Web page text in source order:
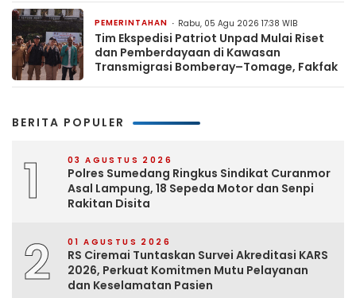
PEMERINTAHAN Rabu, 05 Agu 2026 17:38 WIB
Tim Ekspedisi Patriot Unpad Mulai Riset
dan Pemberdayaan di Kawasan
Transmigrasi Bomberay–Tomage, Fakfak
BERITA POPULER
1 03 AGUSTUS 2026
Polres Sumedang Ringkus Sindikat Curanmor
Asal Lampung, 18 Sepeda Motor dan Senpi
Rakitan Disita
2 01 AGUSTUS 2026
RS Ciremai Tuntaskan Survei Akreditasi KARS
2026, Perkuat Komitmen Mutu Pelayanan
dan Keselamatan Pasien